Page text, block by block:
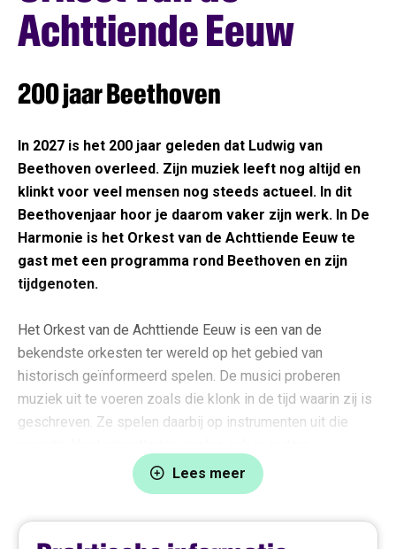
Achttiende Eeuw
200 jaar Beethoven
In 2027 is het 200 jaar geleden dat Ludwig van
Beethoven overleed. Zijn muziek leeft nog altijd en
klinkt voor veel mensen nog steeds actueel. In dit
Beethovenjaar hoor je daarom vaker zijn werk. In De
Harmonie is het Orkest van de Achttiende Eeuw te
gast met een programma rond Beethoven en zijn
tijdgenoten.
Het Orkest van de Achttiende Eeuw is een van de
bekendste orkesten ter wereld op het gebied van
historisch geïnformeerd spelen. De musici proberen
muziek uit te voeren zoals die klonk in de tijd waarin zij is
geschreven. Ze spelen daarbij op instrumenten uit die
(kamer)muziekensembles in binnen- en buitenland.
Het speelde grote symfonieën op originele instrumenten
Lees meer